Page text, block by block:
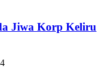
Jiwa Korp Keliru